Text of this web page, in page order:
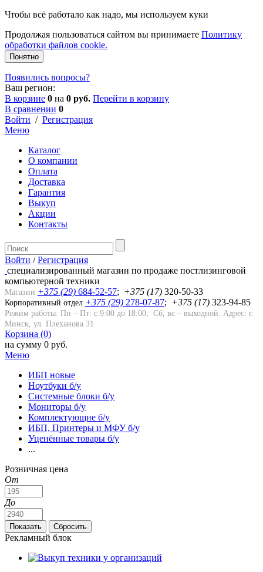
Чтобы всё работало как надо, мы используем куки
Продолжая пользоваться сайтом вы принимаете Политику
обработки файлов cookie.
Понятно
Появились вопросы?
Ваш регион:
В корзине 0 на 0 руб. Перейти в корзину
В сравнении 0
Войти / Регистрация
Меню
Каталог
О компании
Оплата
Доставка
Гарантия
Выкуп
Акции
Контакты
Войти / Регистрация
cпециализированный магазин по продаже постлизинговой
компьютерной техники
Магазин +375 (29) 684-52-57; +375 (17) 320-50-33
Корпоративный отдел +375 (29) 278-07-87; +375 (17) 323-94-85
Режим работы: Пн – Пт: с 9:00 до 18:00; Сб, вс – выходной. Адрес: г.
Минск, ул. Плеханова 31
Корзина (0)
на сумму 0 руб.
Меню
ИБП новые
Ноутбуки б/у
Системные блоки б/у
Мониторы б/у
Комплектующие б/у
ИБП, Принтеры и МФУ б/у
Уценённые товары б/у
...
Розничная цена
От
До
Рекламный блок